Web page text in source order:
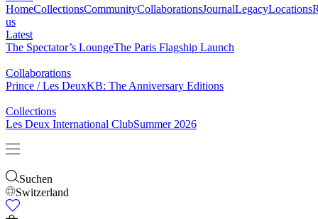
HomeCollectionsCommunityCollaborationsJournalLegacyLocations
us
Latest
The Spectator’s LoungeThe Paris Flagship Launch
Collaborations
Prince / Les DeuxKB: The Anniversary Editions
Collections
Les Deux International ClubSummer 2026
Suchen
Switzerland